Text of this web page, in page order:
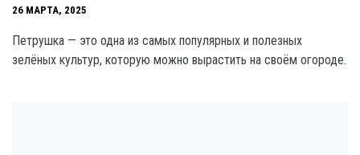
26 МАРТА, 2025
Петрушка — это одна из самых популярных и полезных
зелёных культур, которую можно вырастить на своём огороде.